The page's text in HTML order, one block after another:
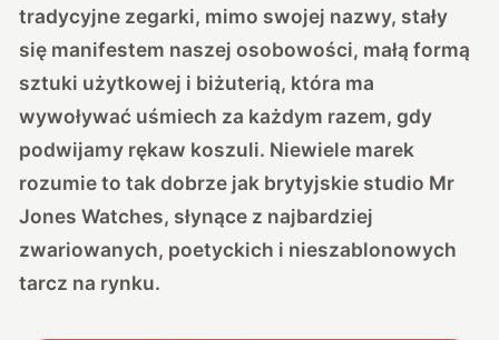
tradycyjne zegarki, mimo swojej nazwy, stały
się manifestem naszej osobowości, małą formą
sztuki użytkowej i biżuterią, która ma
wywoływać uśmiech za każdym razem, gdy
podwijamy rękaw koszuli. Niewiele marek
rozumie to tak dobrze jak brytyjskie studio Mr
Jones Watches, słynące z najbardziej
zwariowanych, poetyckich i nieszablonowych
tarcz na rynku.